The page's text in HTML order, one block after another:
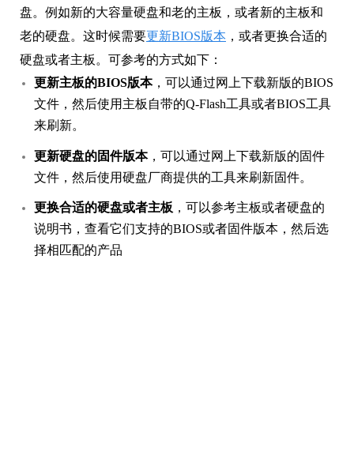
盘。例如新的大容量硬盘和老的主板，或者新的主板和
老的硬盘。这时候需要更新BIOS版本 ，或者更换合适的
硬盘或者主板。可参考的方式如下：
更新主板的BIOS版本，可以通过网上下载新版的BIOS
文件，然后使用主板自带的Q-Flash工具或者BIOS工具
来刷新。
更新硬盘的固件版本，可以通过网上下载新版的固件
文件，然后使用硬盘厂商提供的工具来刷新固件。
更换合适的硬盘或者主板 ，可以参考主板或者硬盘的
说明书，查看它们支持的BIOS或者固件版本，然后选
择相匹配的产品